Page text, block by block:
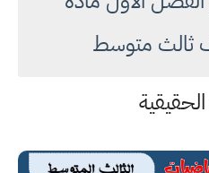
ثالث متوسط